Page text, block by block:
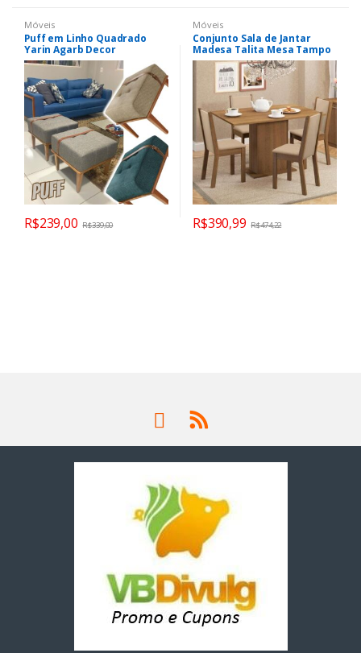
Móveis
Puff em Linho Quadrado
Yarin Agarb Decor
R$239,00 R$339,00
Móveis
Conjunto Sala de Jantar
Madesa Talita Mesa Tampo
de Madeira com 4 Cadeiras
R$390,99 R$474,22